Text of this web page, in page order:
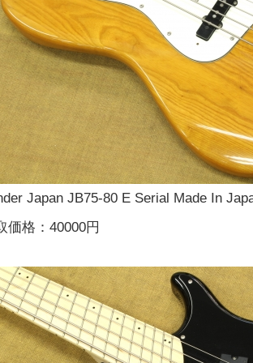
Japan JB75-80 E Serial Made In
価格：40000円